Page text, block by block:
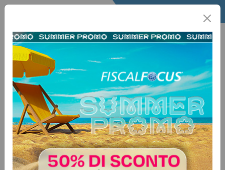
Home Quotidiano Il Quotidiano Articoli Legali
3 giugno 2026
Categorie: Contenzioso Reati tributari
Cassazione: possibile responsabilità
del commercialista per concorso
nelle violazioni tributarie societarie